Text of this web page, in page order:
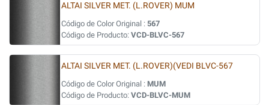
ALTAI SILVER MET. (L.ROVER) MUM
Código de Color Original : 567
Código de Producto: VCD-BLVC-567
ALTAI SILVER MET. (L.ROVER)(VEDI BLVC-567
Código de Color Original : MUM
Código de Producto: VCD-BLVC-MUM